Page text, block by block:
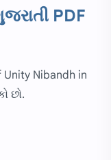
PDF
Nibandh in
છો.